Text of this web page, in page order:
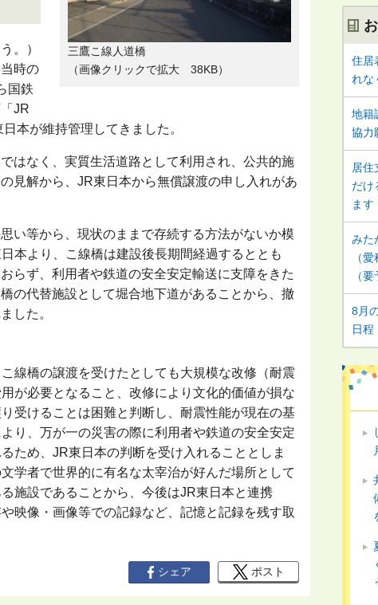
三鷹こ線人道橋
（画像クリックで拡大 38KB）
。）
時の
国鉄
JR
本が維持管理してきました。
はなく、実質生活道路として利用され、公共的施
見解から、JR東日本から無償譲渡の申し入れがあ
い等から、現状のままで存続する方法がないか模
本より、こ線橋は建設後長期間経過するととも
らず、利用者や鉄道の安全安定輸送に支障をきた
の代替施設として堀合地下道があることから、撤
した。
線橋の譲渡を受けたとしても大規模な改修（耐震
が必要となること、改修により文化的価値が損な
受けることは困難と判断し、耐震性能が現在の基
り、万が一の災害の際に利用者や鉄道の安全安定
ため、JR東日本の判断を受け入れることとしま
学者で世界的に有名な太宰治が好んだ場所として
施設であることから、今後はJR東日本と連携
映像・画像等での記録など、記憶と記録を残す取
シェア ポスト
住居
れな
地籍
協力
居住
だけ
ます
みた
（
（
8月
日程